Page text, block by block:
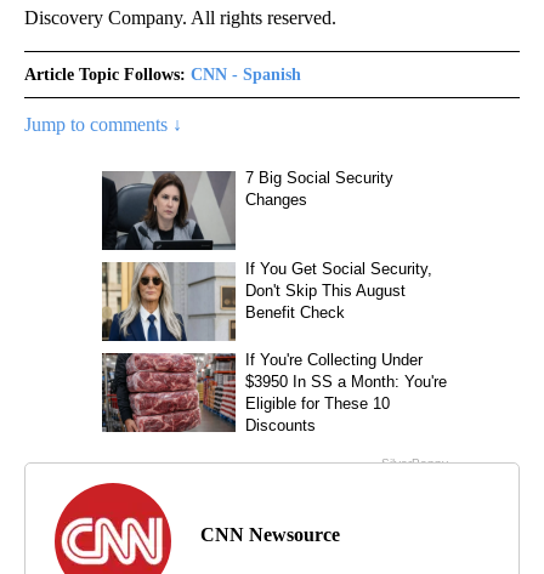
Discovery Company. All rights reserved.
Article Topic Follows: CNN - Spanish
Jump to comments ↓
CNN Newsource